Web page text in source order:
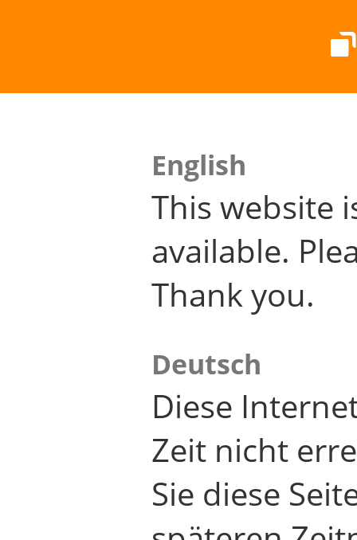
English
This website
available.
Thank you.
Deutsch
Diese
Zeit nicht
Sie diese